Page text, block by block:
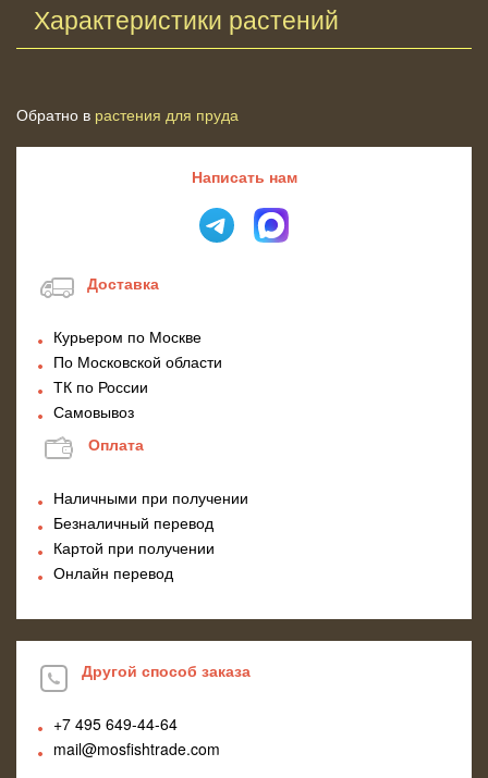
Характеристики растений
Обратно в растения для пруда
Написать нам
Доставка
Курьером по Москве
По Московской области
ТК по России
Самовывоз
Оплата
Наличными при получении
Безналичный перевод
Картой при получении
Онлайн перевод
Другой способ заказа
+7 495 649-44-64
mail@mosfishtrade.com